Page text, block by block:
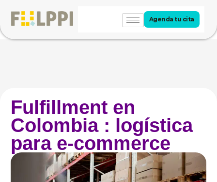
Agenda tu cita
Fulfillment en
Colombia : logística
para e-commerce